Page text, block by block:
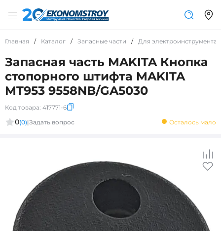
Главная / Каталог / Запасные части / Для электроинструмента
Запасная часть MAKITA Кнопка
стопорного штифта MAKITA
MT953 9558NB/GA5030
Код товара: 417771-6
0(0)|Задать вопрос Осталось мало